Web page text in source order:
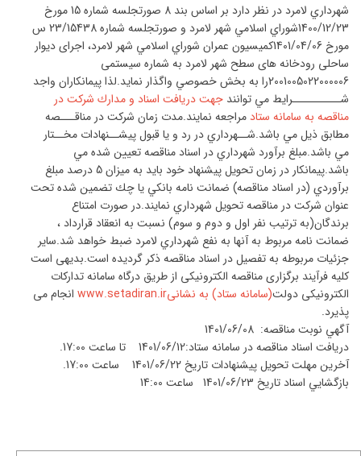
شهرداري لامرد در نظر دارد بر اساس بند 8 صورتجلسه شماره 15 مورخ
1400/12/23شوراي اسلامي شهر لامرد و صورتجلسه شماره 23/15438 س
مورخ 1401/04/06كميسيون عمران شوراي اسلامي شهر لامرد، اجرای دیوار
ساحلی رودخانه های سطح شهر لامرد به شماره سیستمی
2001005022000006را به بخش خصوصي واگذار نمايد.لذا پيمانكاران واجد
شــــــــــرايط مي توانند جهت دريافت اسناد و مدارك شركت در
مناقصه به سامانه ستاد مراجعه نمايند.مدت زمان شركت در مناقـــصه
مطابق ذیل مي باشد.شــهرداري در رد و يا قبول پيشــنهادات مخــتار
مي باشد.مبلغ برآورد شهرداري در اسناد مناقصه تعيين شده مي
باشد.پيمانكار در زمان تحويل پيشنهاد خود بايد به ميزان 5 درصد مبلغ
برآوردي (در اسناد مناقصه) ضمانت نامه بانكي يا چك تضمين شده تحت
عنوان شركت در مناقصه تحويل شهرداري نمايند.در صورت امتناع
برندگان(به ترتيب نفر اول و دوم و سوم) نسبت به انعقاد قرارداد ،
ضمانت نامه مربوط به آنها به نفع شهرداري لامرد ضبط خواهد شد.ساير
جزئيات مربوطه به تفصيل در اسناد مناقصه ذكر گرديده است.بدیهی است
کلیه فرآیند برگزاری مناقصه الکترونیکی از طریق درگاه سامانه تدارکات
الکترونیکی دولت(سامانه ستاد) به نشانیwww.setadiran.ir
انجام می
پذیرد.
آگهي نوبت مناقصه: 1401/06/08
دریافت اسناد مناقصه در سامانه ستاد:1401/06/12 تا ساعت 17:00.
آخرين مهلت تحويل پيشنهادات تاریخ 1401/06/22 ساعت 17:00.
بازگشایي اسناد تاریخ 1401/06/23 ساعت 14:00